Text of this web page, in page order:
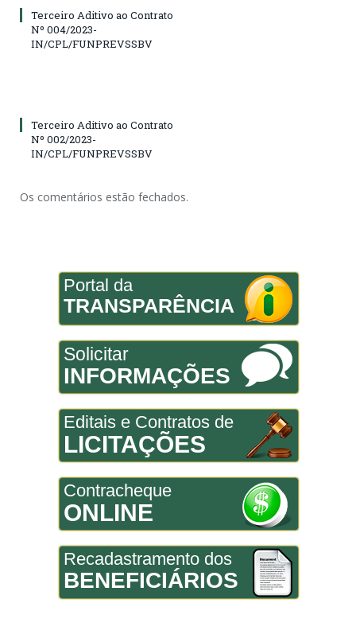
Terceiro Aditivo ao Contrato
Nº 004/2023-
IN/CPL/FUNPREVSSBV
Terceiro Aditivo ao Contrato
Nº 002/2023-
IN/CPL/FUNPREVSSBV
Os comentários estão fechados.
Portal da
TRANSPARÊNCIA
Solicitar
INFORMAÇÕES
Editais e Contratos de
LICITAÇÕES
Contracheque
ONLINE
Recadastramento dos
BENEFICIÁRIOS